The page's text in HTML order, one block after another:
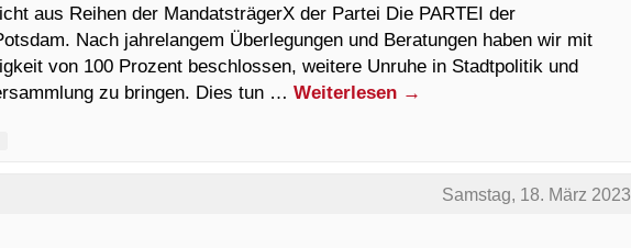
aus Reihen der MandatsträgerX der Partei Die PARTEI der
Nach jahrelangem Überlegungen und Beratungen haben wir mit
von 100 Prozent beschlossen, weitere Unruhe in Stadtpolitik und
zu bringen. Dies tun …Weiterlesen →
Samstag, 18. März 2023